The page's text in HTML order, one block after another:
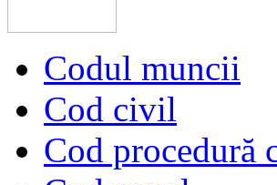
Codul muncii
Cod civil
Cod procedură